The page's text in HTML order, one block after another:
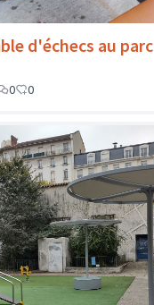
d'échecs au parc
0 0